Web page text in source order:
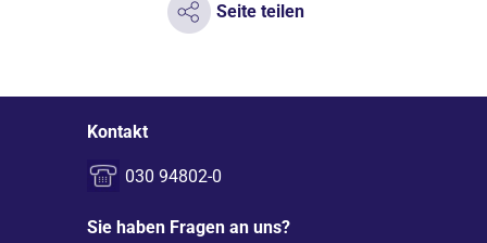
Seite teilen
Kontakt
030 94802-0
Sie haben Fragen an uns?